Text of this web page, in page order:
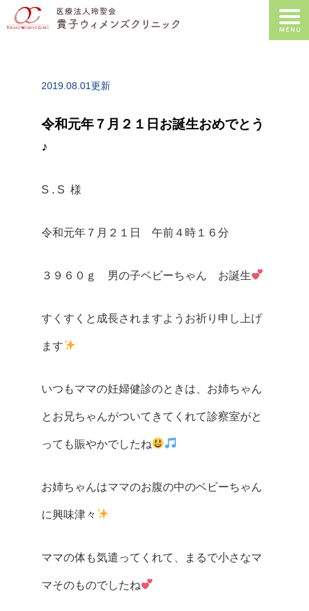
2019.08.01更新
令和元年７月２１日お誕生おめでとう
♪
S . S 様
令和元年７月２１日 午前４時１６分
３９６０ｇ 男の子ベビーちゃん お誕生
すくすくと成長されますようお祈り申し上げ
ます
いつもママの妊婦健診のときは、お姉ちゃん
とお兄ちゃんがついてきてくれて診察室がと
っても賑やかでしたね
お姉ちゃんはママのお腹の中のベビーちゃん
に興味津々
ママの体も気遣ってくれて、まるで小さなマ
マそのものでしたね